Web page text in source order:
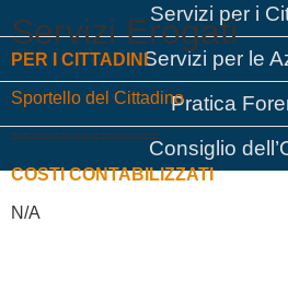
Servizi per i
Servizi per le
Pratica
Consiglio
Servizi Erogati
PER I CITTADINI
Sportello del Cittadino
===============
COSTI CONTABILIZZATI
N/A